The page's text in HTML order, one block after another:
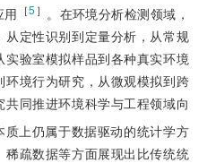
用 ［5 ］ 。在环境分析检测领域，
定性识别到定量分析，从常规
验室模拟样品到各种真实环境
境行为研究，从微观模拟到跨
同推进环境科学与工程领域向
质上仍属于数据驱动的统计学方
疏数据等方面展现出比传统统